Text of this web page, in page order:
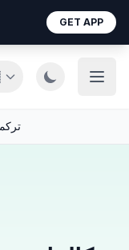
GET APP